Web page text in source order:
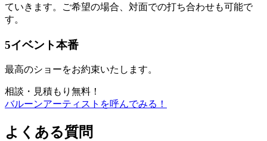
ていきます。ご希望の場合、対面での打ち合わせも可能で
す。
5イベント本番
最高のショーをお約束いたします。
相談・見積もり無料！
バルーンアーティストを呼んでみる！
よくある質問